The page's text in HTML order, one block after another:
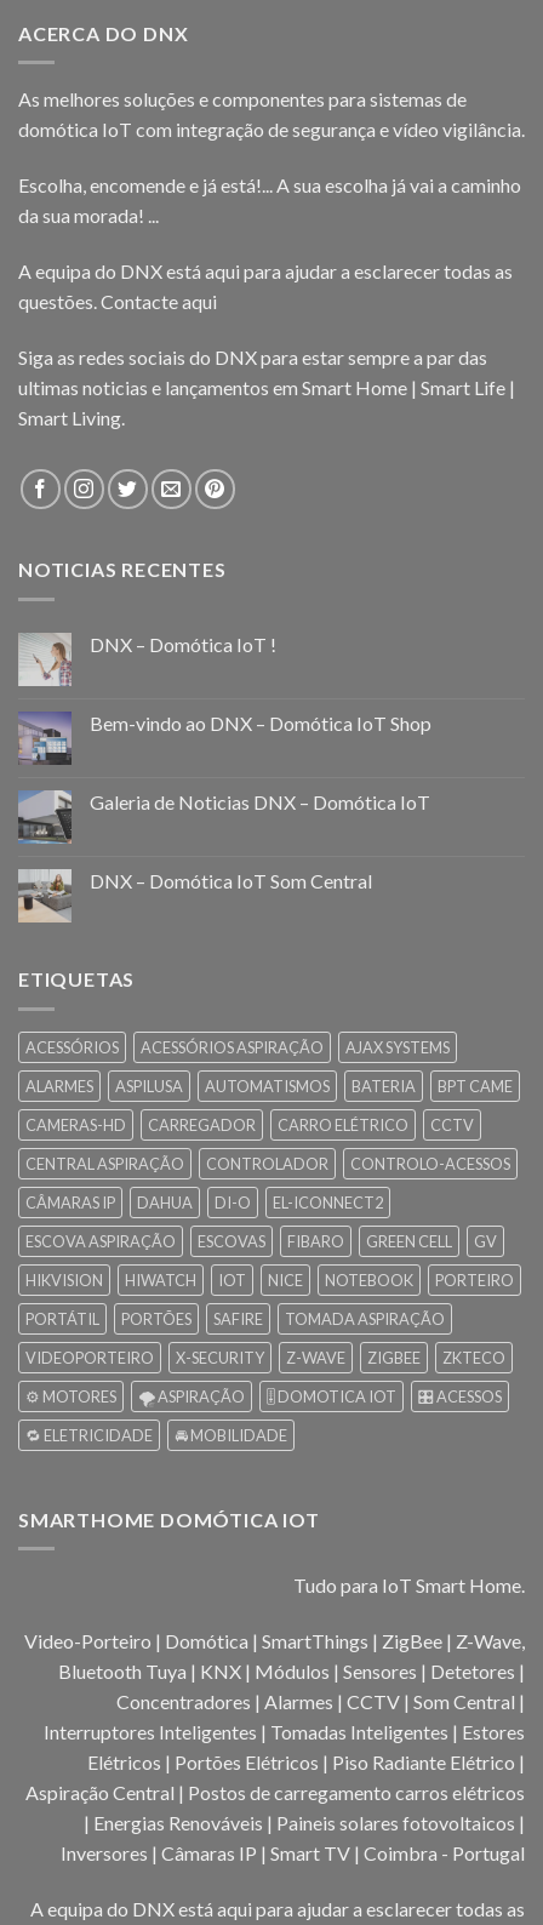
ACERCA DO DNX
As melhores soluções e componentes para sistemas de
domótica IoT com integração de segurança e vídeo vigilância.
Escolha, encomende e já está!... A sua escolha já vai a caminho
da sua morada! ...
A equipa do DNX está aqui para ajudar a esclarecer todas as
questões. Contacte aqui
Siga as redes sociais do DNX para estar sempre a par das
ultimas noticias e lançamentos em Smart Home | Smart Life |
Smart Living.
NOTICIAS RECENTES
DNX – Domótica IoT !
Bem-vindo ao DNX – Domótica IoT Shop
Galeria de Noticias DNX – Domótica IoT
DNX – Domótica IoT Som Central
ETIQUETAS
ACESSÓRIOS ACESSÓRIOS ASPIRAÇÃO
AJAX SYSTEMS
ALARMES
ASPILUSA AUTOMATISMOS BATERIA
BPT CAME
CAMERAS-HD
CARREGADOR CARRO ELÉTRICO
CCTV
CENTRAL ASPIRAÇÃO
CONTROLADOR
CONTROLO-ACESSOS
CÂMARAS IP
DAHUA DI-O
EL-ICONNECT2
ESCOVA ASPIRAÇÃO
ESCOVAS FIBARO GREEN CELL
GV
HIKVISION
HIWATCH IOT NICE NOTEBOOK
PORTEIRO
PORTÁTIL
PORTÕES SAFIRE
TOMADA ASPIRAÇÃO
VIDEOPORTEIRO
X-SECURITY Z-WAVE ZIGBEE
ZKTECO
⚙️ MOTORES
🌪️ ASPIRAÇÃO 🎚️ DOMOTICA IOT
🎛️ ACESSOS
🔁 ELETRICIDADE
🚘 MOBILIDADE
SMARTHOME DOMÓTICA IOT
Tudo para IoT Smart Home.
Video-Porteiro | Domótica | SmartThings | ZigBee | Z-Wave,
Bluetooth Tuya | KNX | Módulos | Sensores | Detetores |
Concentradores | Alarmes | CCTV | Som Central |
Interruptores Inteligentes | Tomadas Inteligentes | Estores
Elétricos | Portões Elétricos | Piso Radiante Elétrico |
Aspiração Central | Postos de carregamento carros elétricos
| Energias Renováveis | Paineis solares fotovoltaicos |
Inversores | Câmaras IP | Smart TV | Coimbra - Portugal
A equipa do DNX está aqui para ajudar a esclarecer todas as